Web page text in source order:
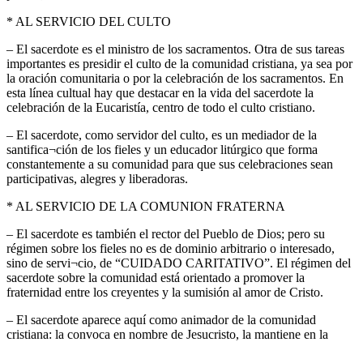
* AL SERVICIO DEL CULTO
– El sacerdote es el ministro de los sacramentos. Otra de sus tareas
importantes es presidir el culto de la comunidad cristiana, ya sea por
la oración comunitaria o por la celebración de los sacramentos. En
esta línea cultual hay que destacar en la vida del sacerdote la
celebración de la Eucaristía, centro de todo el culto cristiano.
– El sacerdote, como servidor del culto, es un mediador de la
santifica¬ción de los fieles y un educador litúrgico que forma
constantemente a su comunidad para que sus celebraciones sean
participativas, alegres y liberadoras.
* AL SERVICIO DE LA COMUNION FRATERNA
– El sacerdote es también el rector del Pueblo de Dios; pero su
régimen sobre los fieles no es de dominio arbitrario o interesado,
sino de servi¬cio, de “CUIDADO CARITATIVO”. El régimen del
sacerdote sobre la comunidad está orientado a promover la
fraternidad entre los creyentes y la sumisión al amor de Cristo.
– El sacerdote aparece aquí como animador de la comunidad
cristiana: la convoca en nombre de Jesucristo, la mantiene en la